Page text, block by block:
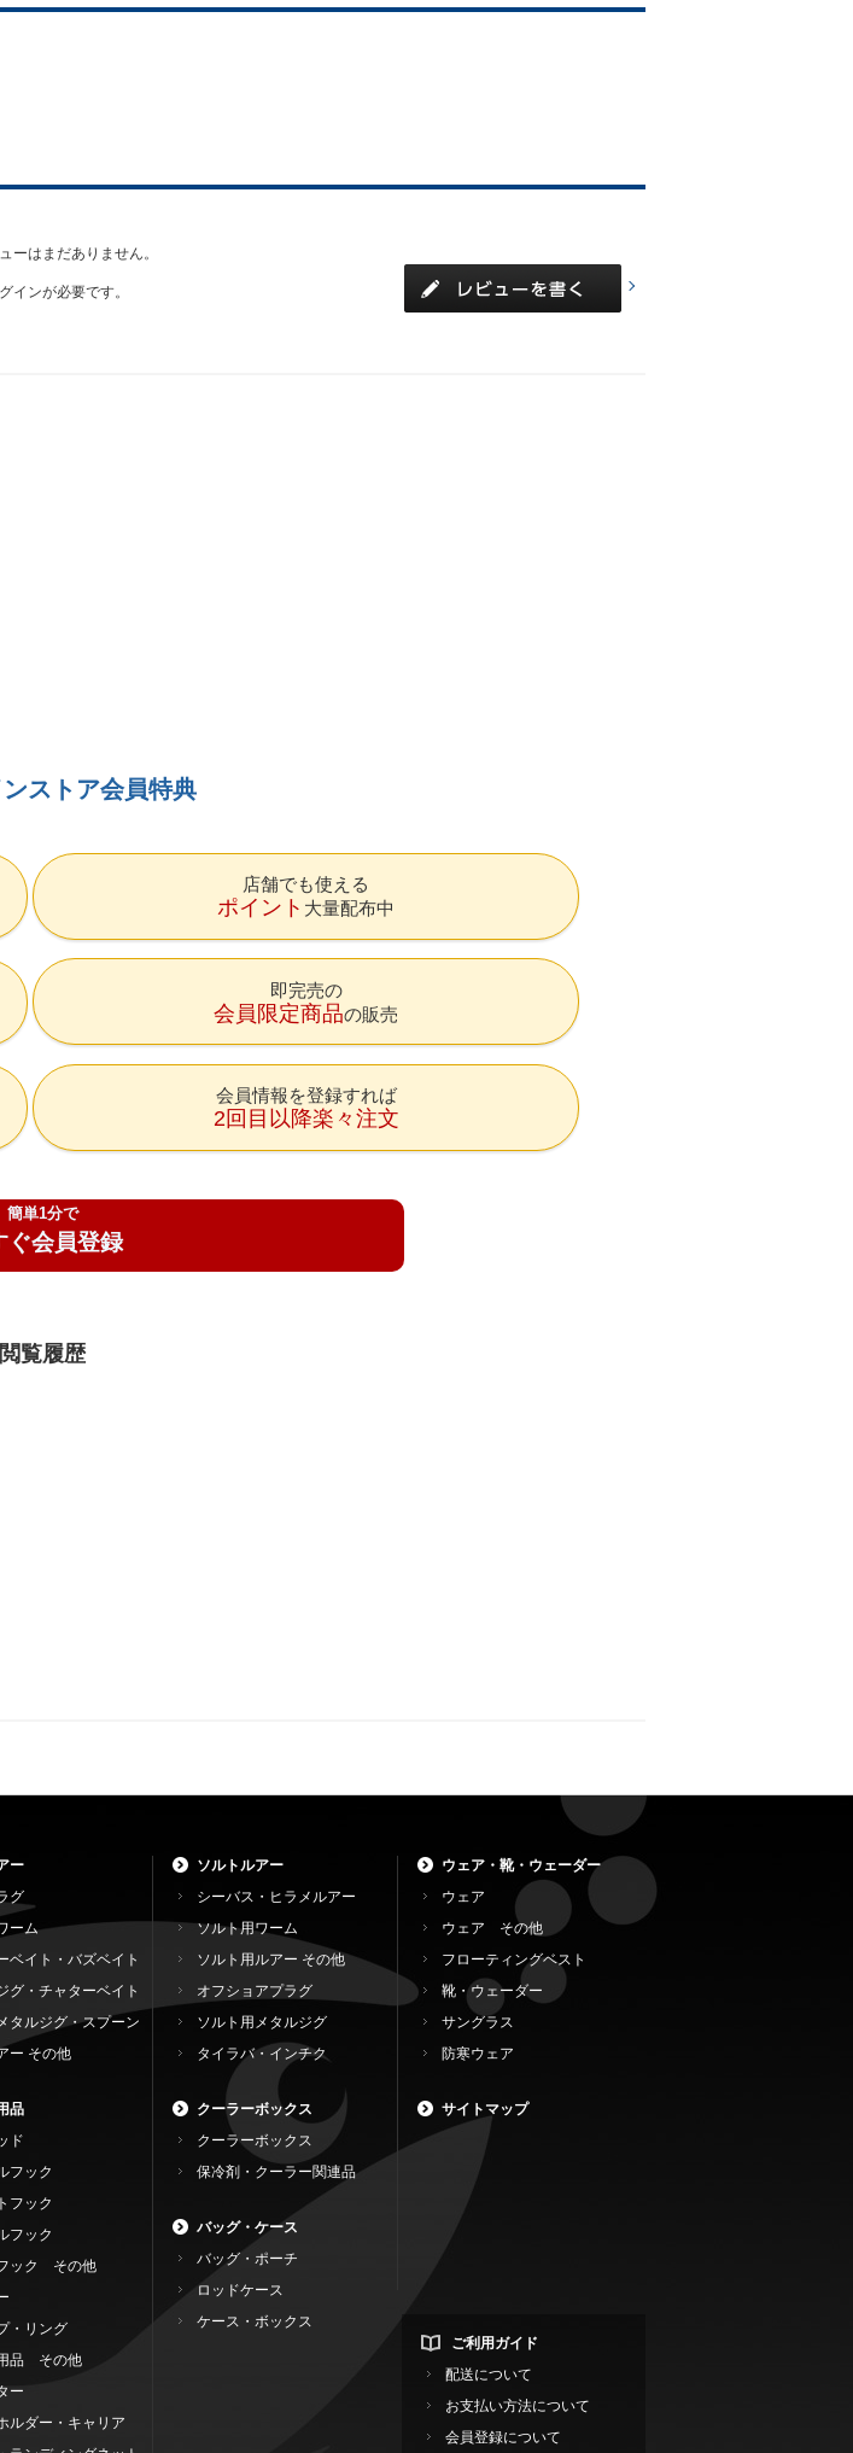
ーはまだありません。
インが必要です。
ストア会員特典
店舗でも使える
ポイント 大量配布中
即完売の
会員限定商品の販売
会員情報を登録すれば
2回目以降楽々注文
簡単1分で
ぐ会員登録
閲覧履歴
ー
グ
ーム
ベイト・バズベイト
グ・チャターベイト
タルジグ・スプーン
ー その他
品
ド
フック
フック
フック
ック その他
・リング
品 その他
ー
ルダー・キャリア
ソルトルアー
シーバス・ヒラメルアー
ソルト用ワーム
ソルト用ルアー その他
オフショアプラグ
ソルト用メタルジグ
タイラバ・インチク
クーラーボックス
クーラーボックス
保冷剤・クーラー関連品
バッグ・ケース
バッグ・ポーチ
ロッドケース
ケース・ボックス
ウェア・靴・ウェーダー
ウェア
ウェア その他
フローティングベスト
靴・ウェーダー
サングラス
防寒ウェア
サイトマップ
ご利用ガイド
配送について
お支払い方法について
会員登録について